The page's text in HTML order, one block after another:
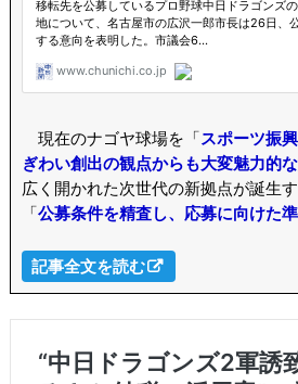
現在のナゴヤ球場を「スポーツ振
ぎわい創出の観点からも大変魅力的
広く開かれた次世代の新拠点が誕生
「公募条件を精査し、応募に向けた
記事全文を読む